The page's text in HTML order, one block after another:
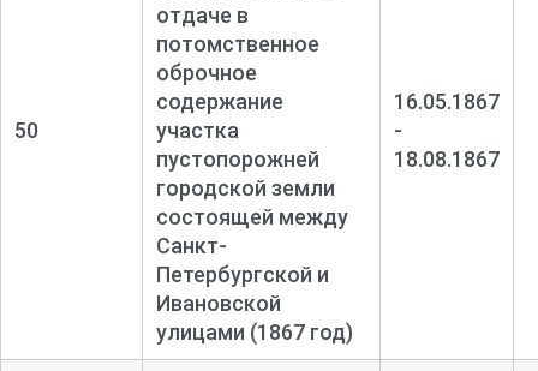
50
отдаче в
потомственное
оброчное
содержание
участка
пустопорожней
городской земли
состоящей между
Санкт-
Петербургской и
Ивановской
улицами (1867 год)
16.05.1867
-
18.08.1867